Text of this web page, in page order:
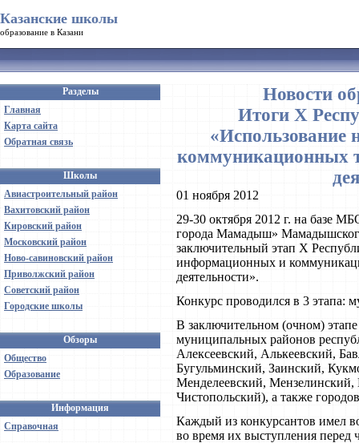
Казанские школы
образование в Казани
Разделы
Главная
Карта сайта
Обратная связь
Школы
Авиастроительный район
Вахитовский район
Кировский район
Московский район
Ново-савиновский район
Приволжский район
Советский район
Городские школы
Обзоры
Общество
Образование
Информация
Справочная
Новости
Итоги X
коммуникационных
01 ноября 2012
29-30 октября 2012 г. на базе
города Мамадыш»
заключительный этап X
информационных и
деятельности».
Конкурс проводился в 3
В заключительном (очном)
муниципальных районов
Алексеевский, Алькеевский,
Бугульминский, Заинский,
Менделеевский,
Чистопольский), а также
Каждый из конкурсантов имел
во время их выступления перед